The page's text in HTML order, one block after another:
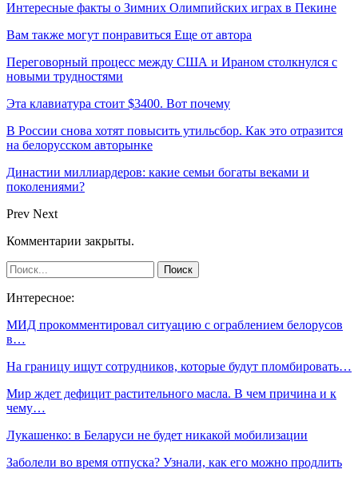
Интересные факты о Зимних Олимпийских играх в Пекине
Вам также могут понравиться Еще от автора
Переговорный процесс между США и Ираном столкнулся с
новыми трудностями
Эта клавиатура стоит $3400. Вот почему
В России снова хотят повысить утильсбор. Как это отразится
на белорусском авторынке
Династии миллиардеров: какие семьи богаты веками и
поколениями?
Prev Next
Комментарии закрыты.
Интересное:
МИД прокомментировал ситуацию с ограблением белорусов
в…
На границу ищут сотрудников, которые будут пломбировать…
Мир ждет дефицит растительного масла. В чем причина и к
чему…
Лукашенко: в Беларуси не будет никакой мобилизации
Заболели во время отпуска? Узнали, как его можно продлить